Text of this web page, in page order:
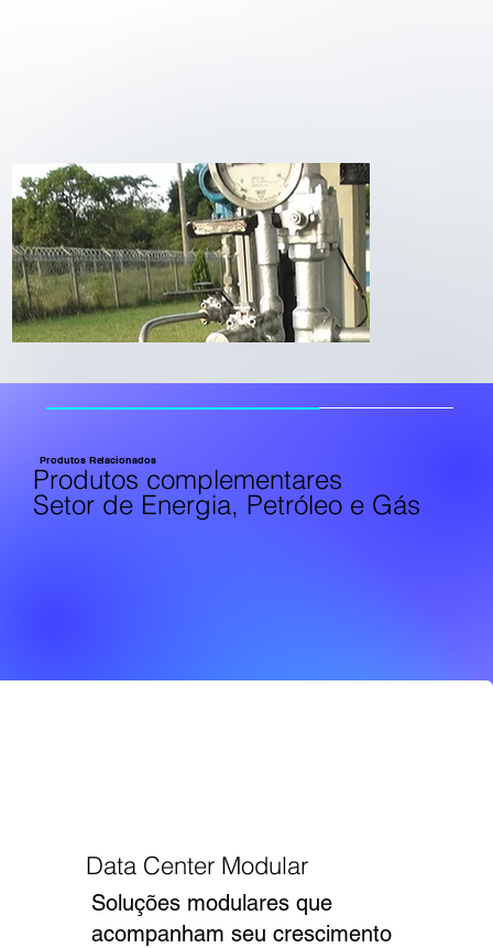
Produtos Relacionados
Produtos complementares
Setor de Energia, Petróleo e Gás
Data Center Modular
Soluções modulares que
acompanham seu crescimento